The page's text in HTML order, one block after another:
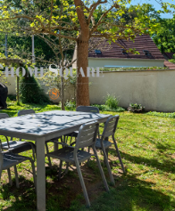
124.01 m² Les informations
ce bien est exposé sont
: